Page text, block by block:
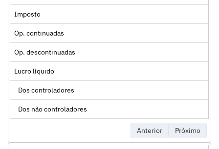
Imposto
Op. continuadas
Op. descontinuadas
Lucro líquido
Dos controladores
Dos não controladores
Anterior Próximo